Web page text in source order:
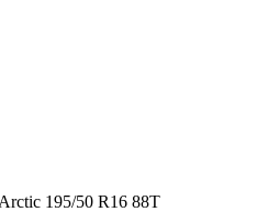
195/50 R16 88T